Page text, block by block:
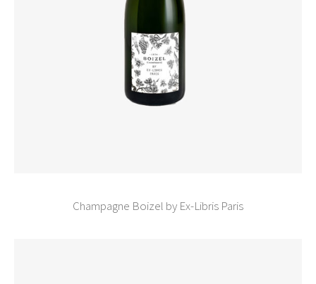
Champagne Boizel by Ex-Libris Paris